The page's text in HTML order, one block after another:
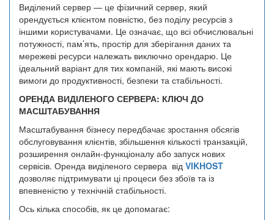
Виділений сервер — це фізичний сервер, який
орендується клієнтом повністю, без поділу ресурсів з
іншими користувачами. Це означає, що всі обчислювальні
потужності, пам’ять, простір для зберігання даних та
мережеві ресурси належать виключно орендарю. Це
ідеальний варіант для тих компаній, які мають високі
вимоги до продуктивності, безпеки та стабільності.
ОРЕНДА ВИДІЛЕНОГО СЕРВЕРА: КЛЮЧ ДО
МАСШТАБУВАННЯ
Масштабування бізнесу передбачає зростання обсягів
обслуговування клієнтів, збільшення кількості транзакцій,
розширення онлайн-функціоналу або запуск нових
сервісів. Оренда виділеного сервера від VIKHOST
дозволяє підтримувати ці процеси без збоїв та із
впевненістю у технічній стабільності.
Ось кілька способів, як це допомагає: